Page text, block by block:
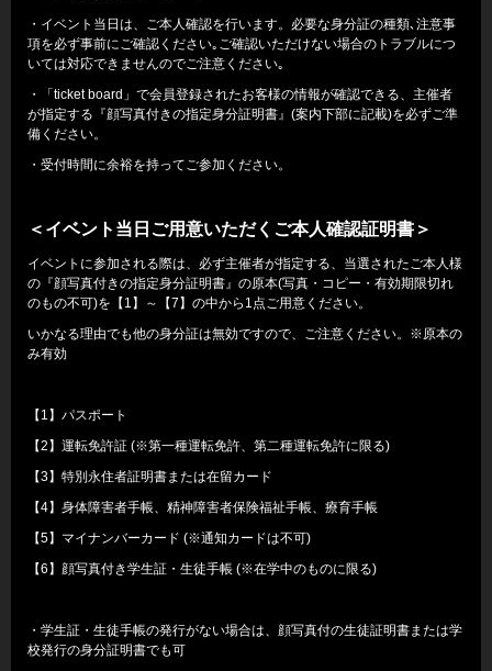
・イベント当日は、ご本人確認を行います。必要な身分証の種類､注意事
項を必ず事前にご確認ください｡ご確認いただけない場合のトラブルにつ
いては対応できませんのでご注意ください｡
・「ticket board」で会員登録されたお客様の情報が確認できる、主催者
が指定する『顔写真付きの指定身分証明書』(案内下部に記載)を必ずご準
備ください。
・受付時間に余裕を持ってご参加ください。
＜イベント当日ご用意いただくご本人確認証明書＞
イベントに参加される際は、必ず主催者が指定する、当選されたご本人様
の『顔写真付きの指定身分証明書』の原本(写真・コピー・有効期限切れ
のもの不可)を【1】～【7】の中から1点ご用意ください。
いかなる理由でも他の身分証は無効ですので、ご注意ください。※原本の
み有効
【1】パスポート
【2】運転免許証 (※第一種運転免許、第二種運転免許に限る)
【3】特別永住者証明書または在留カード
【4】身体障害者手帳、精神障害者保険福祉手帳、療育手帳
【5】マイナンバーカード (※通知カードは不可)
【6】顔写真付き学生証・生徒手帳 (※在学中のものに限る)
・学生証・生徒手帳の発行がない場合は、顔写真付の生徒証明書または学
校発行の身分証明書でも可